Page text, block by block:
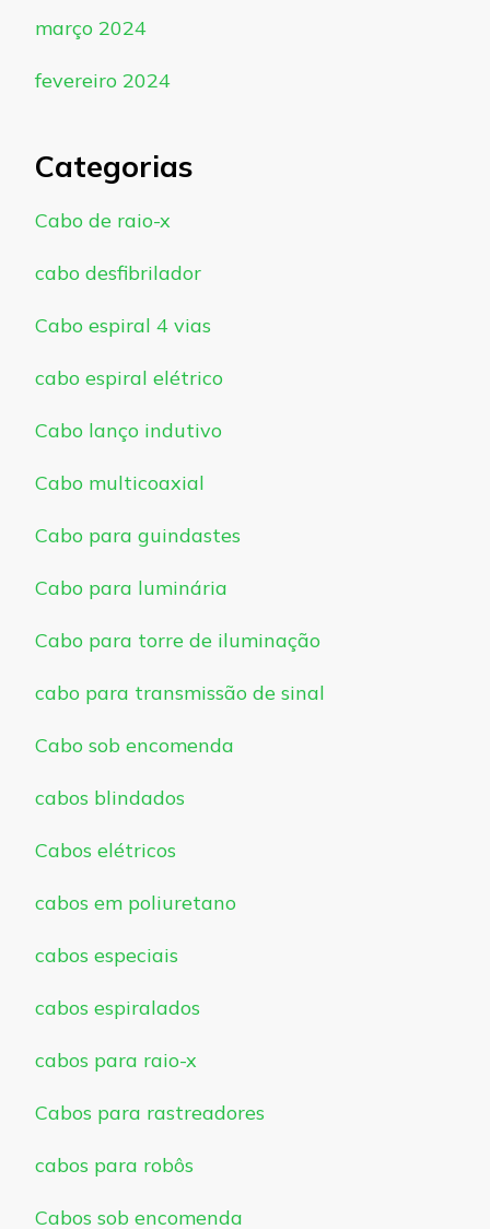
março 2024
fevereiro 2024
Categorias
Cabo de raio-x
cabo desfibrilador
Cabo espiral 4 vias
cabo espiral elétrico
Cabo lanço indutivo
Cabo multicoaxial
Cabo para guindastes
Cabo para luminária
Cabo para torre de iluminação
cabo para transmissão de sinal
Cabo sob encomenda
cabos blindados
Cabos elétricos
cabos em poliuretano
cabos especiais
cabos espiralados
cabos para raio-x
Cabos para rastreadores
cabos para robôs
Cabos sob encomenda